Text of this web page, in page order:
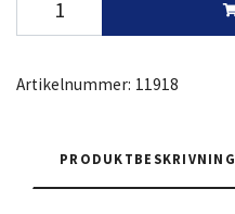
Artikelnummer: 11918
PRODUKTBESKRIVNING